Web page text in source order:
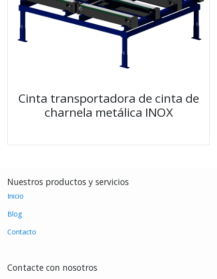
Cinta transportadora de cinta de
charnela metálica INOX
Nuestros productos y servicios
Inicio
Blog
Contacto
Contacte con nosotros